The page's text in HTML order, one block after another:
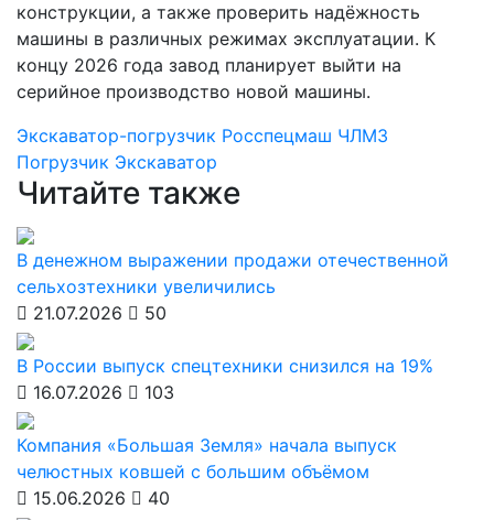
конструкции, а также проверить надёжность
машины в различных режимах эксплуатации. К
концу 2026 года завод планирует выйти на
серийное производство новой машины.
Экскаватор-погрузчик Росспецмаш ЧЛМЗ
Погрузчик Экскаватор
Читайте также
В денежном выражении продажи отечественной
сельхозтехники увеличились
21.07.2026
50
В России выпуск спецтехники снизился на 19%
16.07.2026
103
Компания «Большая Земля» начала выпуск
челюстных ковшей с большим объёмом
15.06.2026
40